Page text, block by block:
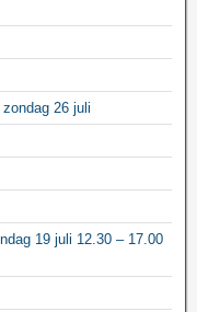
26 juli
19 juli 12.30 – 17.00